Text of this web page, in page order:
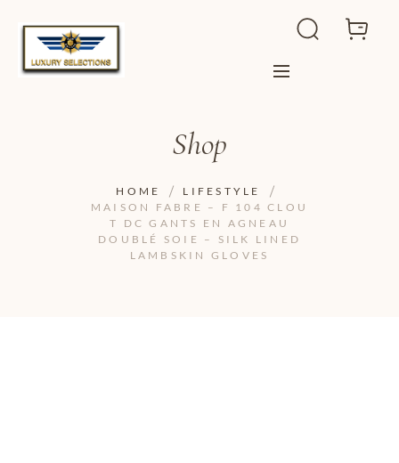
Shop
HOME
LIFESTYLE
MAISON FABRE – F 104 CLOU
T DC GANTS EN AGNEAU
DOUBLÉ SOIE – SILK LINED
LAMBSKIN GLOVES